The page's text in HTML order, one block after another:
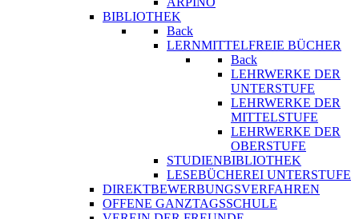
BIBLIOTHEK
Back
LERNMITTELFREIE BÜCHER
Back
LEHRWERKE DER
UNTERSTUFE
LEHRWERKE DER
MITTELSTUFE
LEHRWERKE DER
OBERSTUFE
STUDIENBIBLIOTHEK
LESEBÜCHEREI UNTERSTUFE
DIREKTBEWERBUNGSVERFAHREN
OFFENE GANZTAGSSCHULE